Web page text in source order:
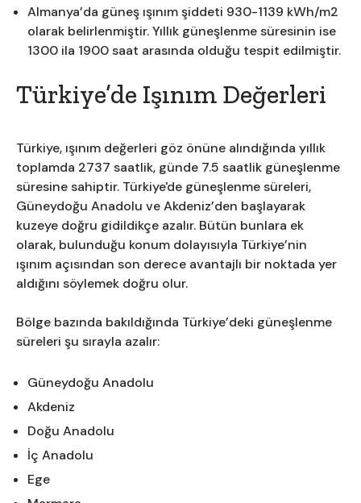
Almanya’da güneş ışınım şiddeti 930-1139 kWh/m2
olarak belirlenmiştir. Yıllık güneşlenme süresinin ise
1300 ila 1900 saat arasında olduğu tespit edilmiştir.
Türkiye’de Işınım Değerleri
Türkiye, ışınım değerleri göz önüne alındığında yıllık
toplamda 2737 saatlik, günde 7.5 saatlik güneşlenme
süresine sahiptir. Türkiye'de güneşlenme süreleri,
Güneydoğu Anadolu ve Akdeniz’den başlayarak
kuzeye doğru gidildikçe azalır. Bütün bunlara ek
olarak, bulunduğu konum dolayısıyla Türkiye’nin
ışınım açısından son derece avantajlı bir noktada yer
aldığını söylemek doğru olur.
Bölge bazında bakıldığında Türkiye’deki güneşlenme
süreleri şu sırayla azalır:
Güneydoğu Anadolu
Akdeniz
Doğu Anadolu
İç Anadolu
Ege